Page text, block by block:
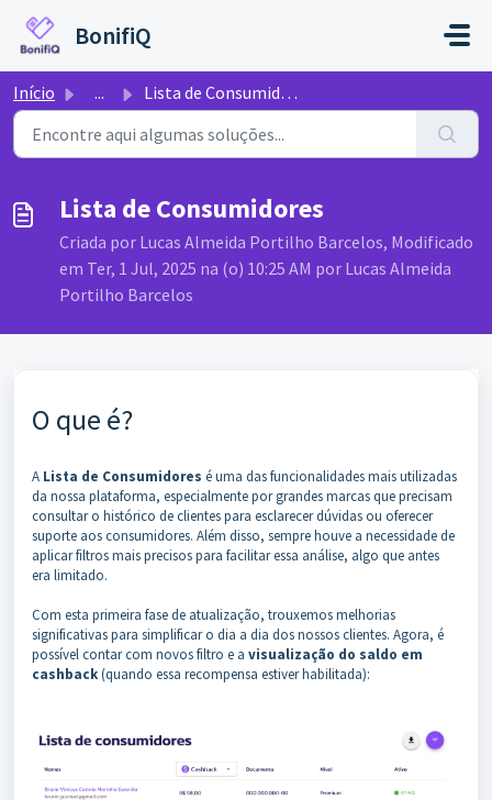
BonifiQ
Início ... Lista de Consumidores
Lista de Consumidores
Criada por Lucas Almeida Portilho Barcelos, Modificado
em Ter, 1 Jul, 2025 na (o) 10:25 AM por Lucas Almeida
Portilho Barcelos
O que é?
A Lista de Consumidores é uma das funcionalidades mais utilizadas
da nossa plataforma, especialmente por grandes marcas que precisam
consultar o histórico de clientes para esclarecer dúvidas ou oferecer
suporte aos consumidores. Além disso, sempre houve a necessidade de
aplicar filtros mais precisos para facilitar essa análise, algo que antes
era limitado.
Com esta primeira fase de atualização, trouxemos melhorias
significativas para simplificar o dia a dia dos nossos clientes. Agora, é
possível contar com novos filtro e a visualização do saldo em
cashback(quando essa recompensa estiver habilitada):